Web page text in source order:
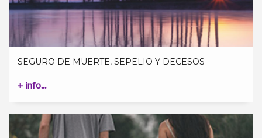
SEGURO DE MUERTE, SEPELIO Y DECESOS
+ info...